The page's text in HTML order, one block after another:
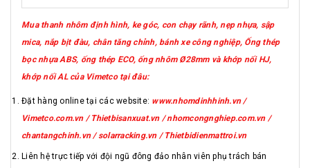
Mua thanh nhôm định hình, ke góc, con chạy rãnh, nẹp nhựa, sập
mica, nắp bịt đàu, chân tăng chỉnh, bánh xe công nghiệp, Ống thép
bọc nhựa ABS, ống thép ECO, ống nhôm Ø28mm và khớp nối HJ,
khớp nối AL của Vimetco tại đâu:
Đặt hàng online tại các website: www.nhomdinhhinh.vn /
Vimetco.com.vn / Thietbisanxuat.vn / nhomcongnghiep.com.vn /
chantangchinh.vn / solarracking.vn / Thietbidienmattroi.vn
Liên hệ trực tiếp với đội ngũ đông đảo nhân viên phụ trách bán